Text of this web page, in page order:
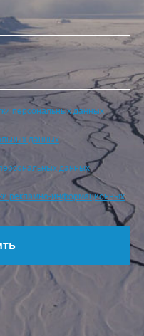
персональных данных
данных
данных
рекламно-информационных